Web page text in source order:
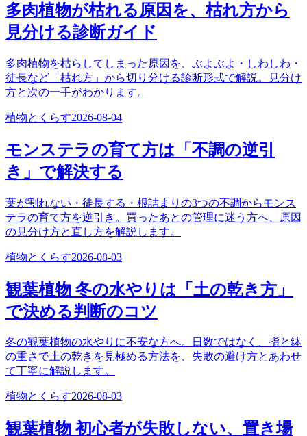
多肉植物が枯れる原因を、枯れ方から
見分ける診断ガイド
多肉植物を枯らしてしまった原因を、ぶよぶよ・しわしわ・
徒長など「枯れ方」から切り分ける診断形式で解説。見分け
方と次の一手がわかります。
植物とくらす2026-08-04
モンステラの育て方は「不調の逆引
き」で解決する
葉が割れない・徒長する・根詰まりの3つの不調からモンス
テラの育て方を逆引き。買ったあとの管理に迷う方へ、原因
の見分け方と直し方を解説します。
植物とくらす2026-08-03
観葉植物 冬の水やりは「土の乾き方」
で決める判断のコツ
冬の観葉植物の水やりに不安な方へ。日数ではなく、指と鉢
の重さで土の乾きを見極める方法を、失敗の避け方とあわせ
て丁寧に解説します。
植物とくらす2026-08-03
観葉植物 初心者が失敗しない、置き場